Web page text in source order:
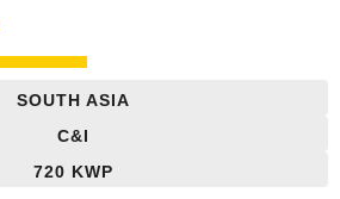
SOUTH ASIA
C&I
720 KWP